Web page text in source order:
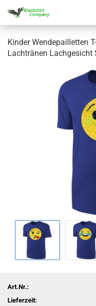
Kinder Wendepailletten
Lachtränen Lachgesicht
Art.Nr.:
Lieferzeit: